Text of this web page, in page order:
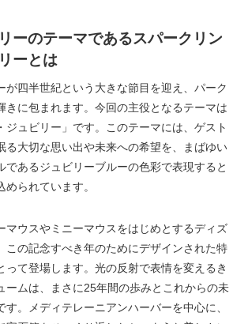
ーのテーマであるスパークリン
ーとは
が四半世紀という大きな節目を迎え、パーク
きに包まれます。今回の主役となるテーマは
ジュビリー」です。このテーマには、ゲスト
る大切な思い出や未来への希望を、まばゆい
であるジュビリーブルーの色彩で表現すると
られています。
マウスやミニーマウスをはじめとするディズ
この記念すべき年のためにデザインされた特
って登場します。光の反射で表情を変えるき
ームは、まさに25年間の歩みとこれからの未
す。メディテレーニアンハーバーを中心に、